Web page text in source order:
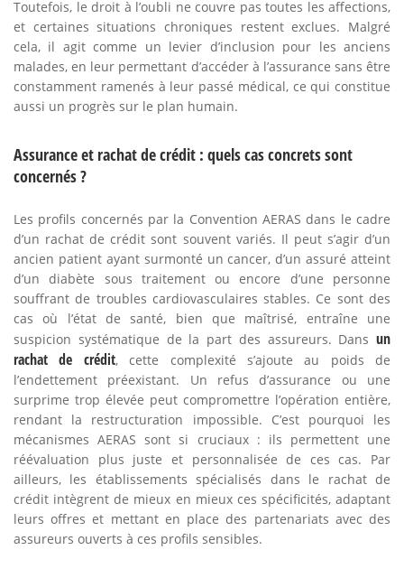
Toutefois, le droit à l’oubli ne couvre pas toutes les affections,
et certaines situations chroniques restent exclues. Malgré
cela, il agit comme un levier d’inclusion pour les anciens
malades, en leur permettant d’accéder à l’assurance sans être
constamment ramenés à leur passé médical, ce qui constitue
aussi un progrès sur le plan humain.
Assurance et rachat de crédit : quels cas concrets sont
concernés ?
Les profils concernés par la Convention AERAS dans le cadre
d’un rachat de crédit sont souvent variés. Il peut s’agir d’un
ancien patient ayant surmonté un cancer, d’un assuré atteint
d’un diabète sous traitement ou encore d’une personne
souffrant de troubles cardiovasculaires stables. Ce sont des
cas où l’état de santé, bien que maîtrisé, entraîne une
suspicion systématique de la part des assureurs. Dans un
rachat de crédit, cette complexité s’ajoute au poids de
l’endettement préexistant. Un refus d’assurance ou une
surprime trop élevée peut compromettre l’opération entière,
rendant la restructuration impossible. C’est pourquoi les
mécanismes AERAS sont si cruciaux : ils permettent une
réévaluation plus juste et personnalisée de ces cas. Par
ailleurs, les établissements spécialisés dans le rachat de
crédit intègrent de mieux en mieux ces spécificités, adaptant
leurs offres et mettant en place des partenariats avec des
assureurs ouverts à ces profils sensibles.